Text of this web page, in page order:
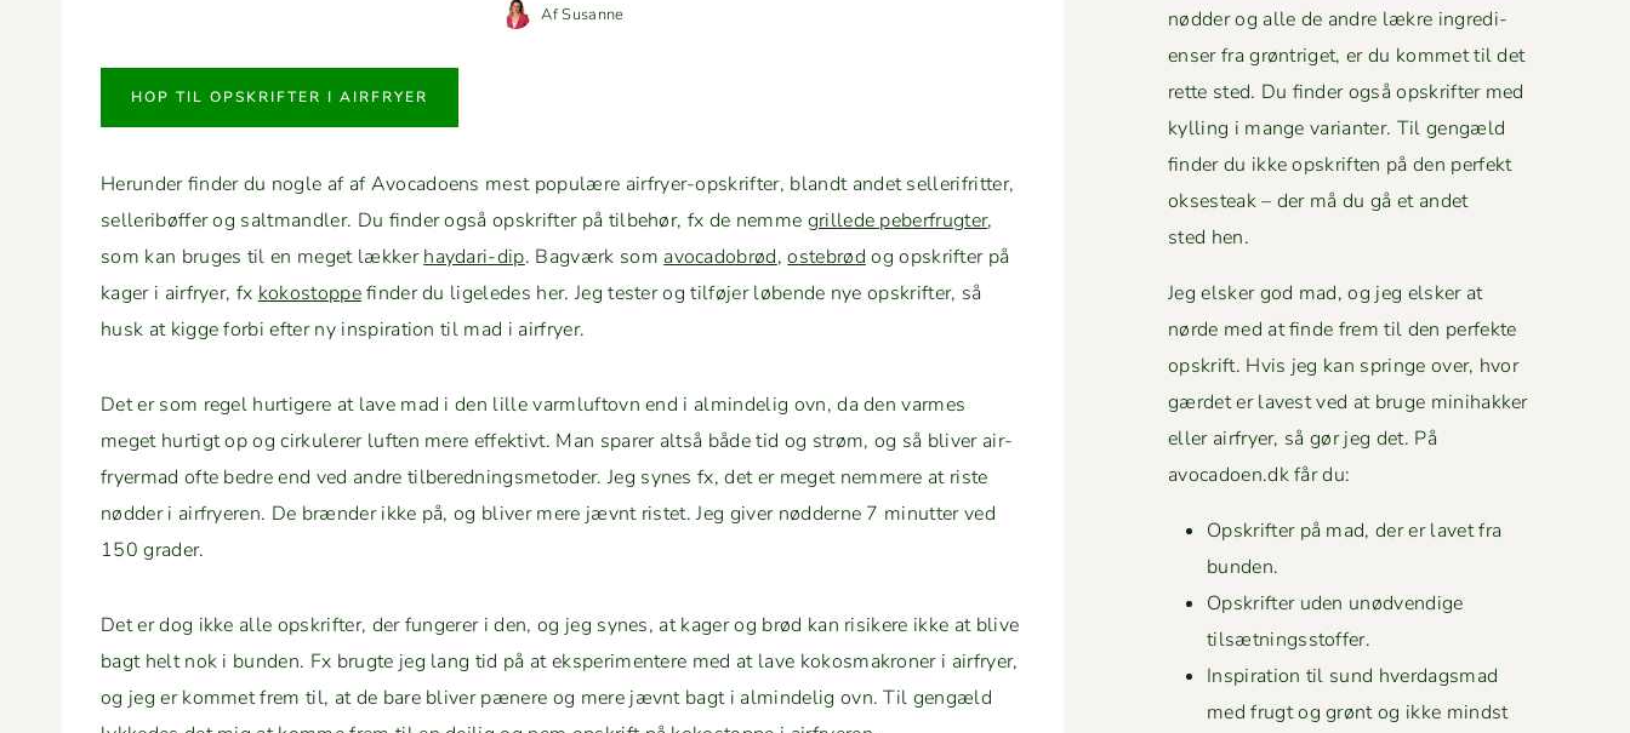
AfSusanne
HOP TIL OPSKRIFTER I AIRFRYER
Herun­der find­er du nogle af af Avo­ca­doens mest pop­ulære air­fry­er-opskrifter, blandt andet sel­l­er­ifrit­ter,
sel­l­eribøf­fer og salt­man­dler. Du find­er også opskrifter på tilbe­hør, fx de nemme grillede peber­frugter,
som kan bruges til en meget lækkerhay­dari-dip. Bagværk som avo­cado­brød,oste­brød og opskrifter på
kager i air­fry­er, fx kokostoppefind­er du ligeledes her. Jeg tester og til­fø­jer løbende nye opskrifter, så
husk at kigge for­bi efter ny inspi­ra­tion til mad i airfryer.
Det er som regel hur­tigere at lave mad i den lille varm­luftovn end i almin­delig ovn, da den varmes
meget hur­tigt op og cirkulerer luften mere effek­tivt. Man spar­er alt­så både tid og strøm, og så bliv­er air­
fry­er­mad ofte bedre end ved andre tilbered­ningsme­toder. Jeg synes fx, det er meget nem­mere at riste
nød­der i air­fry­eren. De bræn­der ikke på, og bliv­er mere jævnt ris­tet. Jeg giv­er nød­derne 7 min­ut­ter ved
150 grader.
Det er dog ikke alle opskrifter, der fun­ger­er i den, og jeg synes, at kager og brød kan risikere ikke at blive
bagt helt nok i bun­den. Fx brugte jeg lang tid på at eksper­i­mentere med at lave kokos­makro­ner i air­fry­er,
og jeg er kom­met frem til, at de bare bliv­er pænere og mere jævnt bagt i almin­delig ovn. Til gengæld
nød­der og alle de andre lækre ingre­di­
enser fra grøn­triget, er du kom­met til det
rette sted. Du find­er også opskrifter med
kylling i mange vari­anter. Til gengæld
find­er du ikke opskriften på den per­fekt
okses­teak – der må du gå et andet
sted hen.
Jeg elsker god mad, og jeg elsker at
nørde med at finde frem til den per­fek­te
opskrift. Hvis jeg kan springe over, hvor
gærdet er lavest ved at bruge mini­hakker
eller air­fry­er, så gør jeg det. På
avocadoen.dk får du:
Opskrifter på mad, der er lavet fra
bunden.
Opskrifter uden unød­vendi­ge
tilsætningsstoffer.
Inspi­ra­tion til sund hverdags­mad
med frugt og grønt og ikke mindst